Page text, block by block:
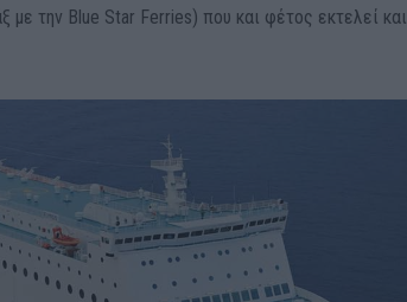
την Blue Star Ferries) που και φέτος εκτελεί και